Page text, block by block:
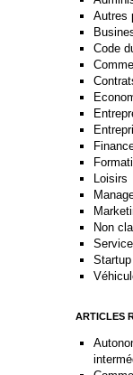
Autres
Code
Loisirs
Non
Startup
ARTICLES